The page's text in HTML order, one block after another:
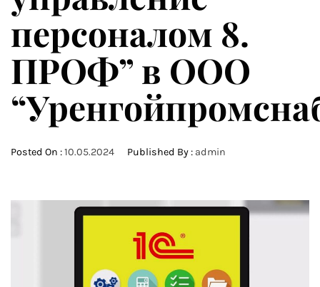
персоналом 8.
ПРОФ” в ООО
Posted On :10.05.2024 Published By : admin